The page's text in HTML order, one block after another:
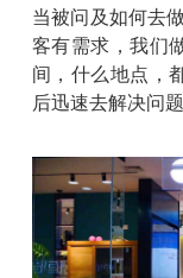
当被问及如何去
客有需求，我们
间，什么地点，
后迅速去解决问